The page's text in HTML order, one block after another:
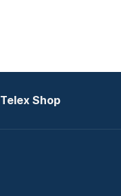
Telex Shop